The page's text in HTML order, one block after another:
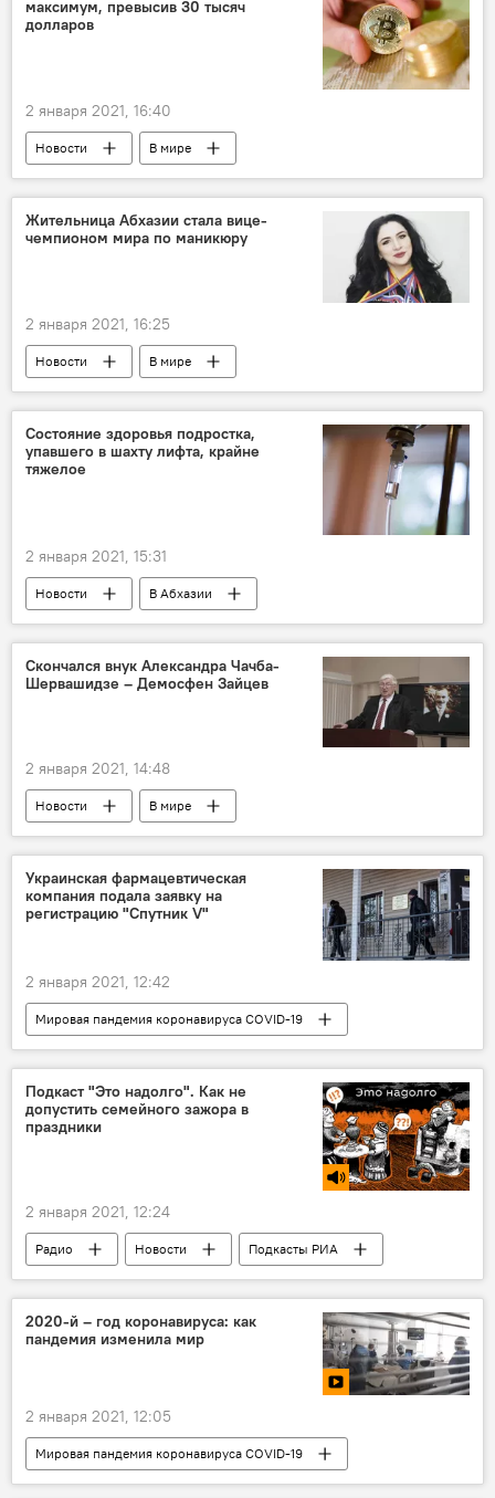
максимум, превысив 30 тысяч
долларов
2 января 2021, 16:40
Новости В мире
Жительница Абхазии стала вице-
чемпионом мира по маникюру
2 января 2021, 16:25
Новости В мире
Состояние здоровья подростка,
упавшего в шахту лифта, крайне
тяжелое
2 января 2021, 15:31
Новости В Абхазии
Скончался внук Александра Чачба-
Шервашидзе – Демосфен Зайцев
2 января 2021, 14:48
Новости В мире
Украинская фармацевтическая
компания подала заявку на
регистрацию "Спутник V"
2 января 2021, 12:42
Мировая пандемия коронавируса COVID-19
Новости
В мире
Подкаст "Это надолго". Как не
допустить семейного зажора в
праздники
2 января 2021, 12:24
Радио Новости Подкасты РИА
2020-й – год коронавируса: как
пандемия изменила мир
2 января 2021, 12:05
Мировая пандемия коронавируса COVID-19
Видео
Мультимедиа
Новости